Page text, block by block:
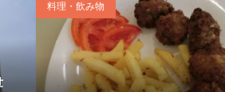
料理・飲み物